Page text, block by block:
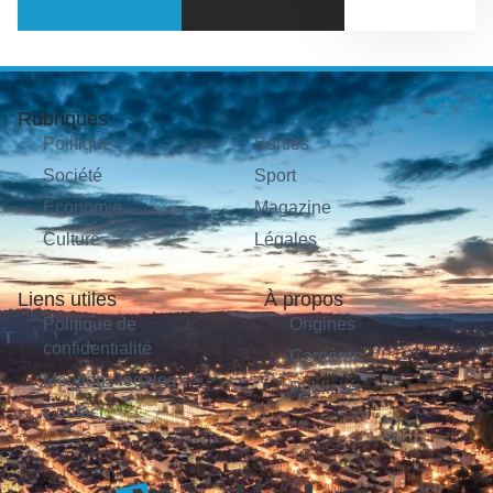
Rubriques
Politique
Société
Économie
Culture
Sorties
Sport
Magazine
Légales
Liens utiles
Politique de
confidentialité
Mentions légales
Contact
À propos
Origines
Carrières
Publicité